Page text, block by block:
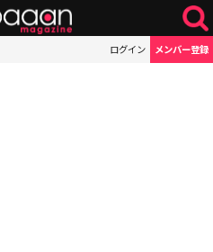
ログイン メンバー登録